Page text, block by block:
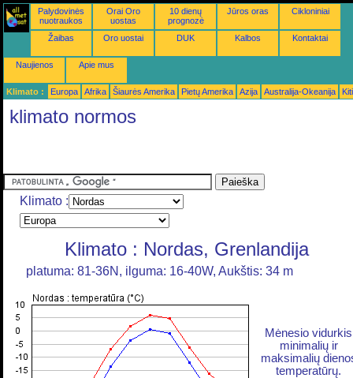
Palydovinės
nuotraukos
Orai Oro
uostas
10 dienų
prognozė
Jūros oras Cikloniniai
Žaibas Oro uostai DUK Kalbos Kontaktai
Naujienos Apie mus
Klimato : Europa Afrika Šiaurės Amerika Pietų Amerika Azija Australija-Okeanija Kiti
klimato normos
Klimato :
Klimato : Nordas, Grenlandija
platuma: 81-36N, ilguma: 16-40W, Aukštis: 34 m
Mėnesio vidurkis
minimalių ir
maksimalių
temperatūrų.